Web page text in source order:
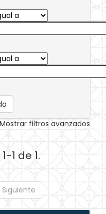
Mostrar filtros avanzados
1 de 1.
Siguiente